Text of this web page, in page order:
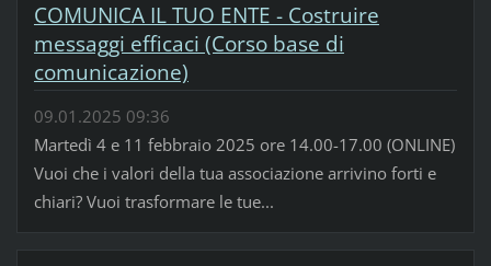
COMUNICA IL TUO ENTE - Costruire
messaggi efficaci (Corso base di
comunicazione)
09.01.2025 09:36
Martedì 4 e 11 febbraio 2025 ore 14.00-17.00 (ONLINE)
Vuoi che i valori della tua associazione arrivino forti e
chiari? Vuoi trasformare le tue...